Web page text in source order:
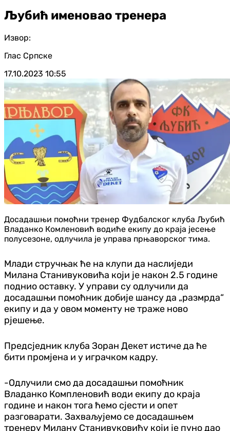
Љубић именовао тренера
Извор:
Глас Српске
17.10.2023 10:55
Досадашњи помоћни тренер Фудбалског клуба Љубић
Владанко Комленовић водиће екипу до краја јесење
полусезоне, одлучила је управа прњаворског тима.
Млади стручњак ће на клупи да наслиједи
Милана Станивуковића који је након 2.5 године
поднио оставку. У управи су одлучили да
досадашњи помоћник добије шансу да „размрда“
екипу и да у овом моменту не траже ново
рјешење.
Предсједник клуба Зоран Декет истиче да ће
бити промјена и у играчком кадру.
-Одлучили смо да досадашњи помоћник
Владанко Компленовић води екипу до краја
године и након тога ћемо сјести и опет
разговарати. Захваљујемо се досадашњем
тренеру Милану Станивуковићу који је пуно дао